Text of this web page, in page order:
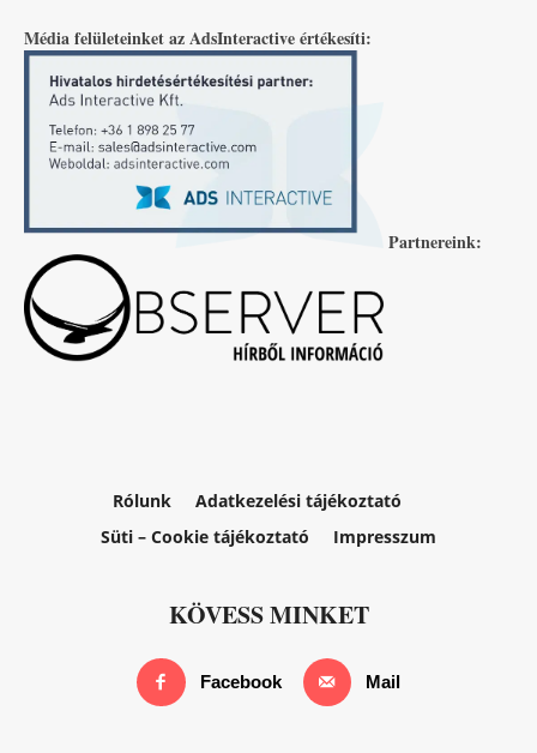
Média felületeinket az AdsInteractive értékesíti:
Partnereink:
Rólunk
Adatkezelési tájékoztató
Süti – Cookie tájékoztató
Impresszum
KÖVESS MINKET
Facebook Mail